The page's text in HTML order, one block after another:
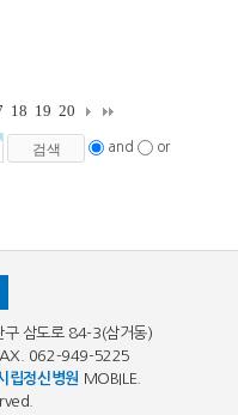
18 19 20
and or
삼도로 84-3(삼거동)
062-949-5225
립정신병원 MOBILE.